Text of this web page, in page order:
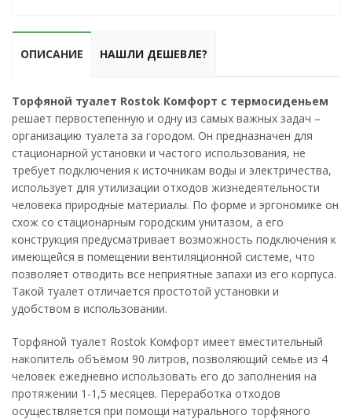
ОПИСАНИЕ НАШЛИ ДЕШЕВЛЕ?
Торфяной туалет Rostok Комфорт с термосиденьем
решает первостепенную и одну из самых важных задач –
организацию туалета за городом. Он предназначен для
стационарной установки и частого использования, не
требует подключения к источникам воды и электричества,
использует для утилизации отходов жизнедеятельности
человека природные материалы. По форме и эргономике он
схож со стационарным городским унитазом, а его
конструкция предусматривает возможность подключения к
имеющейся в помещении вентиляционной системе, что
позволяет отводить все неприятные запахи из его корпуса.
Такой туалет отличается простотой установки и
удобством в использовании.
Торфяной туалет Rostok Комфорт имеет вместительный
накопитель объёмом 90 литров, позволяющий семье из 4
человек ежедневно использовать его до заполнения на
протяжении 1-1,5 месяцев. Переработка отходов
осуществляется при помощи натурального торфяного